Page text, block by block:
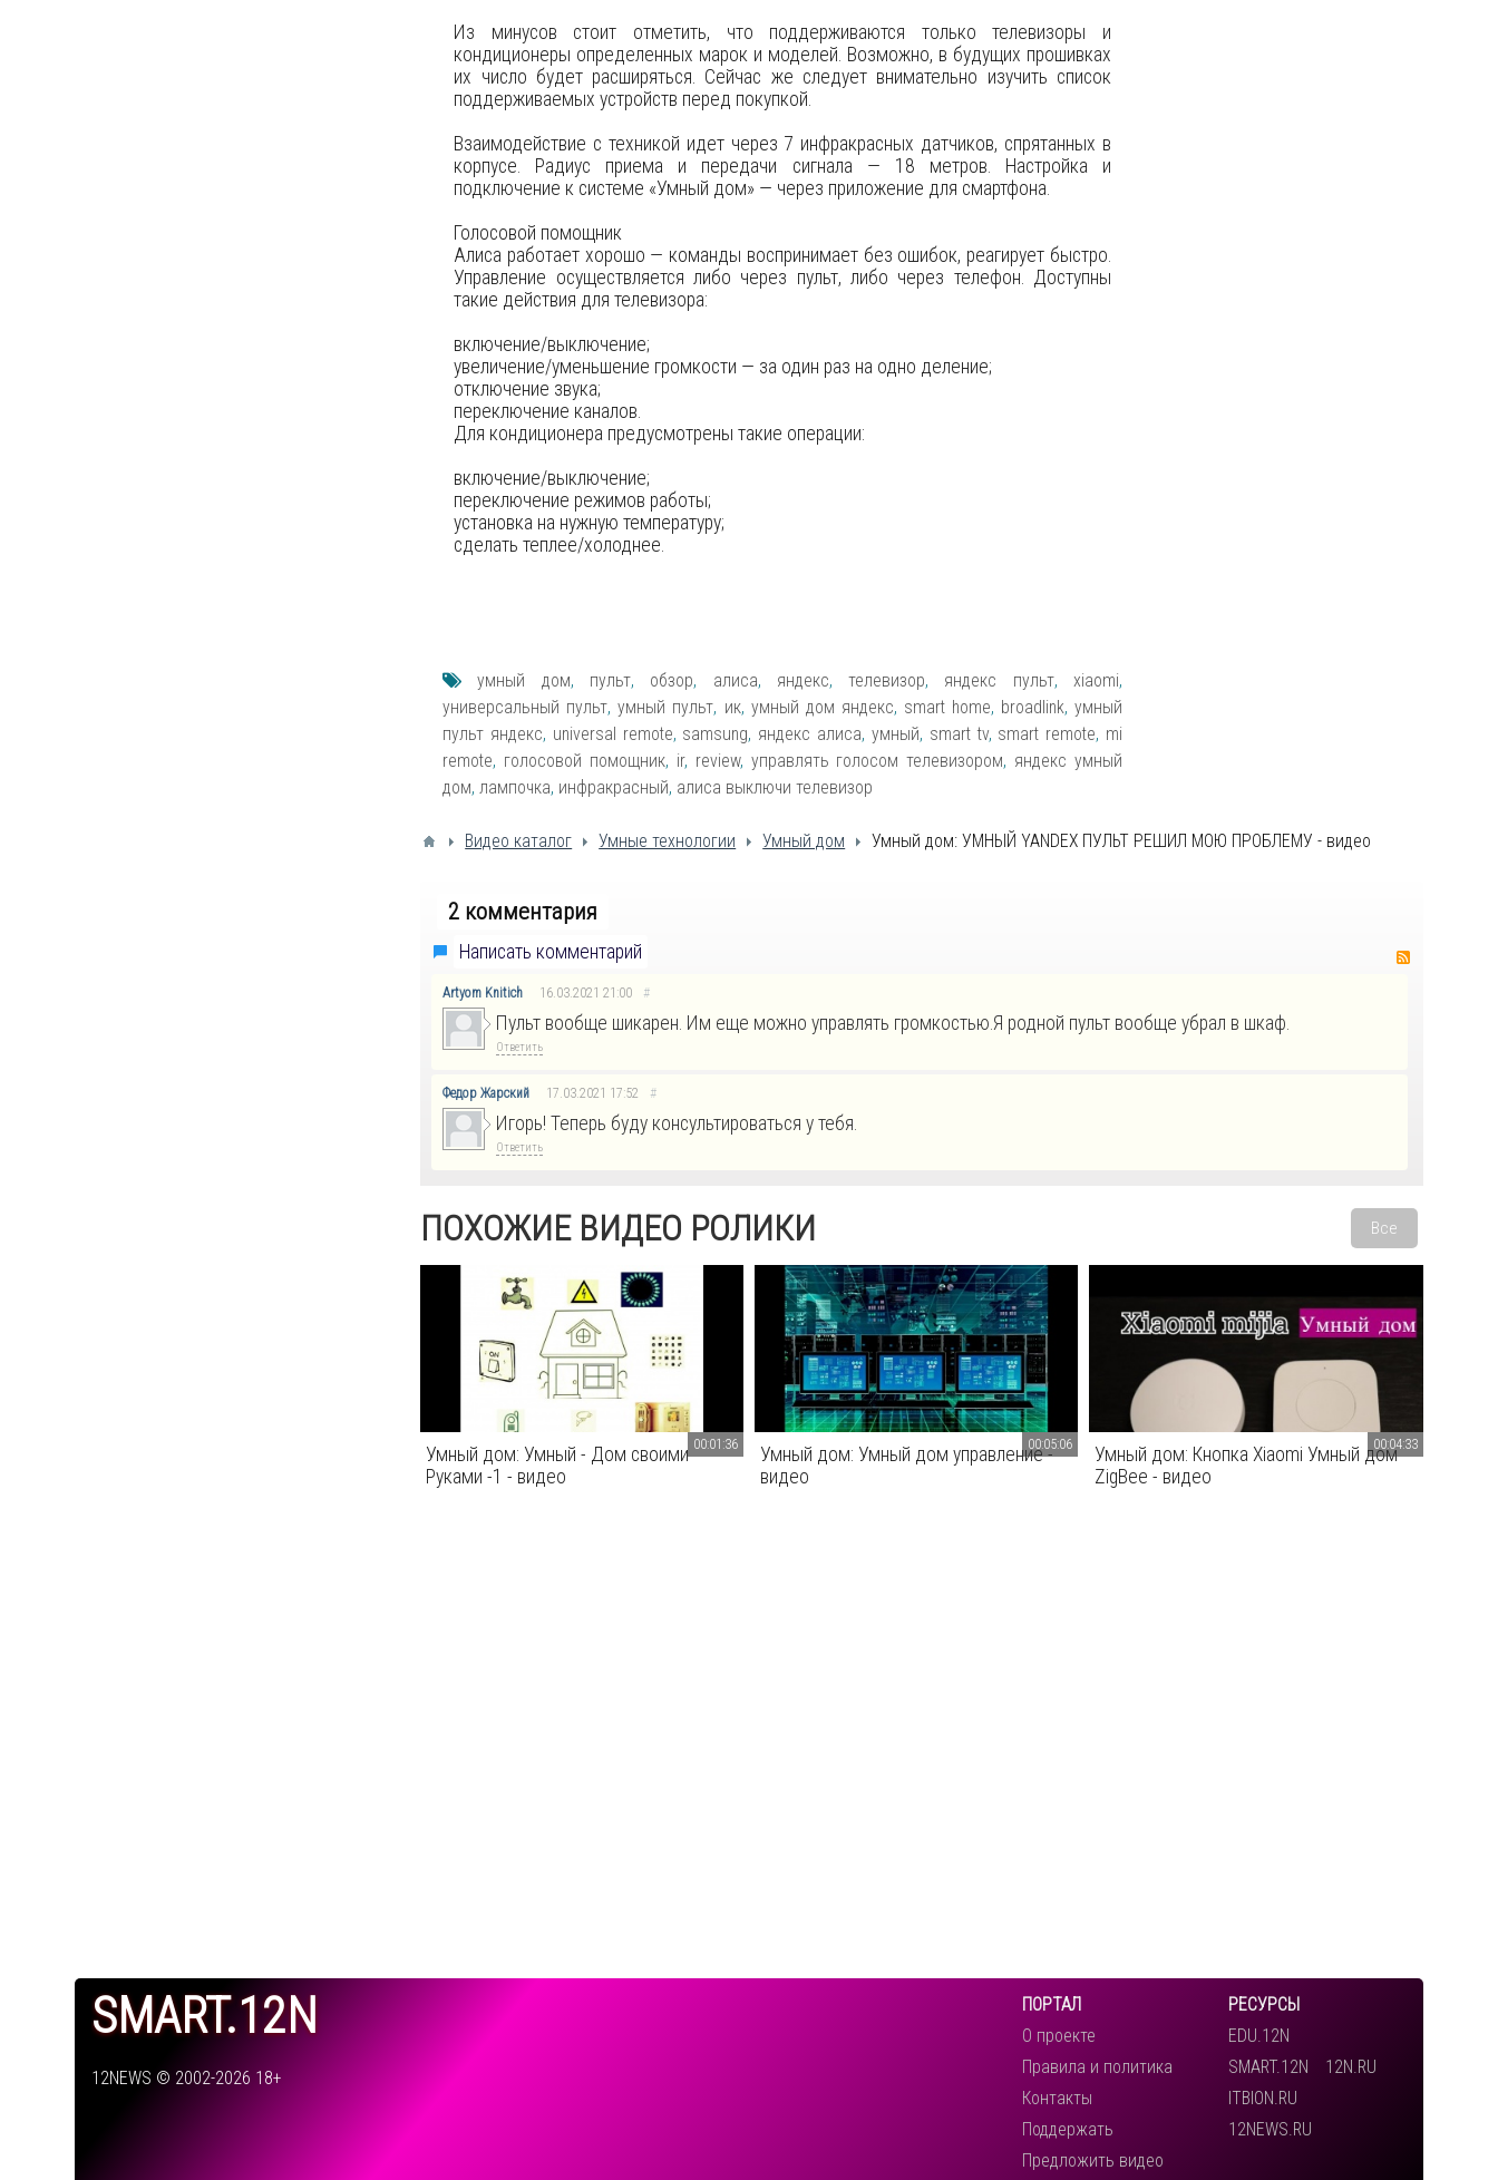
Из минусов стоит отметить, что поддерживаются только телевизоры и
кондиционеры определенных марок и моделей. Возможно, в будущих прошивках
их число будет расширяться. Сейчас же следует внимательно изучить список
поддерживаемых устройств перед покупкой.
Взаимодействие с техникой идет через 7 инфракрасных датчиков, спрятанных в
корпусе. Радиус приема и передачи сигнала — 18 метров. Настройка и
подключение к системе «Умный дом» — через приложение для смартфона.
Голосовой помощник
Алиса работает хорошо — команды воспринимает без ошибок, реагирует быстро.
Управление осуществляется либо через пульт, либо через телефон. Доступны
такие действия для телевизора:
включение/выключение;
увеличение/уменьшение громкости — за один раз на одно деление;
отключение звука;
переключение каналов.
Для кондиционера предусмотрены такие операции:
включение/выключение;
переключение режимов работы;
установка на нужную температуру;
сделать теплее/холоднее.
умный дом, пульт, обзор, алиса, яндекс,телевизор, яндекс пульт,xiaomi,
универсальный пульт,умный пульт, ик, умный дом яндекс, smart home, broadlink,умный
пульт яндекс, universal remote, samsung, яндекс алиса, умный, smart tv, smart remote, mi
remote, голосовой помощник, ir, review, управлять голосом телевизором, яндекс умный
дом, лампочка, инфракрасный, алиса выключи телевизор
Видео каталог Умные технологии Умный дом Умный дом: УМНЫЙ YANDEX ПУЛЬТ РЕШИЛ МОЮ ПРОБЛЕМУ - видео
2 комментария
Написать комментарий
Artyom Knitich 16.03.2021 21:00 #
Пульт вообще шикарен. Им еще можно управлять громкостью.Я родной пульт вообще убрал в шкаф.
Ответить
Федор Жарский 17.03.2021 17:52 #
Игорь! Теперь буду консультироваться у тебя.
Ответить
ПОХОЖИЕ ВИДЕО РОЛИКИ Все
Умный дом: Умный - Дом своими
Руками -1 - видео
00:01:36
Умный дом: Умный дом управление -
видео
00:05:06
Умный дом: Кнопка Xiaomi Умный дом
ZigBee - видео
00:04:33
SMART.12N
12NEWS © 2002-2026 18+
ПОРТАЛ
О проекте
Правила и политика
Контакты
Поддержать
Предложить видео
РЕСУРСЫ
EDU.12N
SMART.12N
12N.RU
ITBION.RU
12NEWS.RU